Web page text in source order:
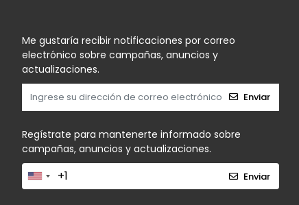
Me gustaría recibir notificaciones por correo
electrónico sobre campañas, anuncios y
actualizaciones.
Enviar
Regístrate para mantenerte informado sobre
campañas, anuncios y actualizaciones.
Enviar